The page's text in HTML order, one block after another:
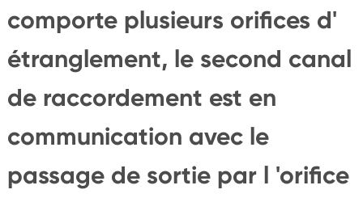
comporte plusieurs orifices d'
étranglement, le second canal
de raccordement est en
communication avec le
passage de sortie par l 'orifice